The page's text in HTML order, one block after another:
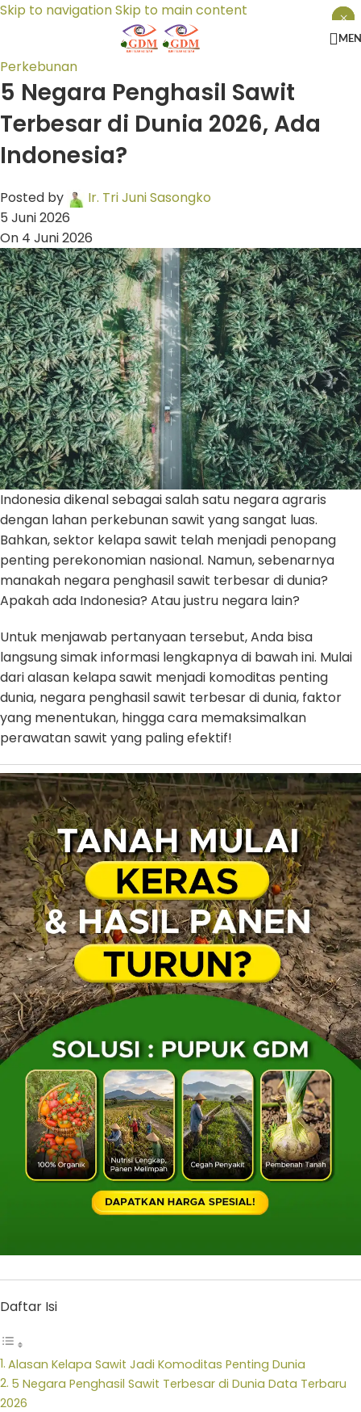
Skip to navigationSkip to main content
Perkebunan
5 Negara Penghasil Sawit
Terbesar di Dunia 2026, Ada
Indonesia?
Posted by
Ir. Tri Juni Sasongko
5 Juni 2026
On 4 Juni 2026
Indonesia dikenal sebagai salah satu negara agraris
dengan lahan perkebunan sawit yang sangat luas.
Bahkan, sektor kelapa sawit telah menjadi penopang
penting perekonomian nasional. Namun, sebenarnya
manakah negara penghasil sawit terbesar di dunia?
Apakah ada Indonesia? Atau justru negara lain?
Untuk menjawab pertanyaan tersebut, Anda bisa
langsung simak informasi lengkapnya di bawah ini. Mulai
dari alasan kelapa sawit menjadi komoditas penting
dunia, negara penghasil sawit terbesar di dunia, faktor
yang menentukan, hingga cara memaksimalkan
perawatan sawit yang paling efektif!
Daftar Isi
Alasan Kelapa Sawit Jadi Komoditas Penting Dunia
5 Negara Penghasil Sawit Terbesar di Dunia Data Terbaru
2026
×
×
×